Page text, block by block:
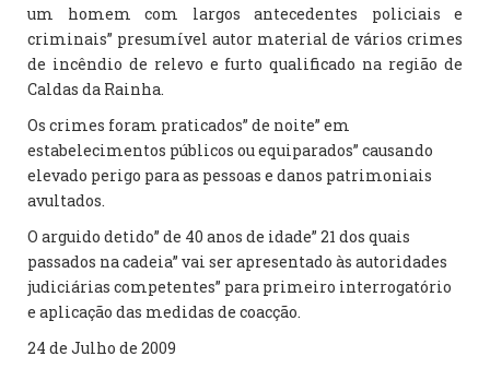
um homem com largos antecedentes policiais e
criminais” presumível autor material de vários crimes
de incêndio de relevo e furto qualificado na região de
Caldas da Rainha.
Os crimes foram praticados” de noite” em
estabelecimentos públicos ou equiparados” causando
elevado perigo para as pessoas e danos patrimoniais
avultados.
O arguido detido” de 40 anos de idade” 21 dos quais
passados na cadeia” vai ser apresentado às autoridades
judiciárias competentes” para primeiro interrogatório
e aplicação das medidas de coacção.
24 de Julho de 2009